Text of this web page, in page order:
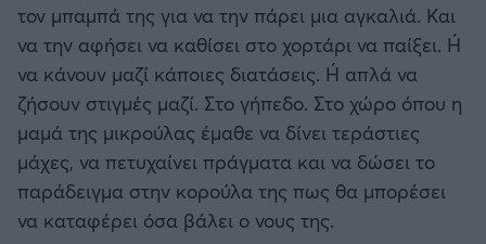
τον μπαμπά της για να την πάρει μια αγκαλιά. Και
να την αφήσει να καθίσει στο χορτάρι να παίξει. Ή
να κάνουν μαζί κάποιες διατάσεις. Ή απλά να
ζήσουν στιγμές μαζί. Στο γήπεδο. Στο χώρο όπου η
μαμά της μικρούλας έμαθε να δίνει τεράστιες
μάχες, να πετυχαίνει πράγματα και να δώσει το
παράδειγμα στην κορούλα της πως θα μπορέσει
να καταφέρει όσα βάλει ο νους της.